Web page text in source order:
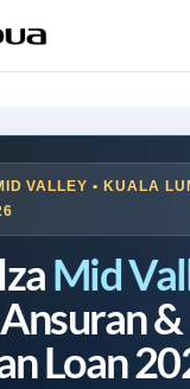
VALLEY • KUALA
Mid
&
Loan